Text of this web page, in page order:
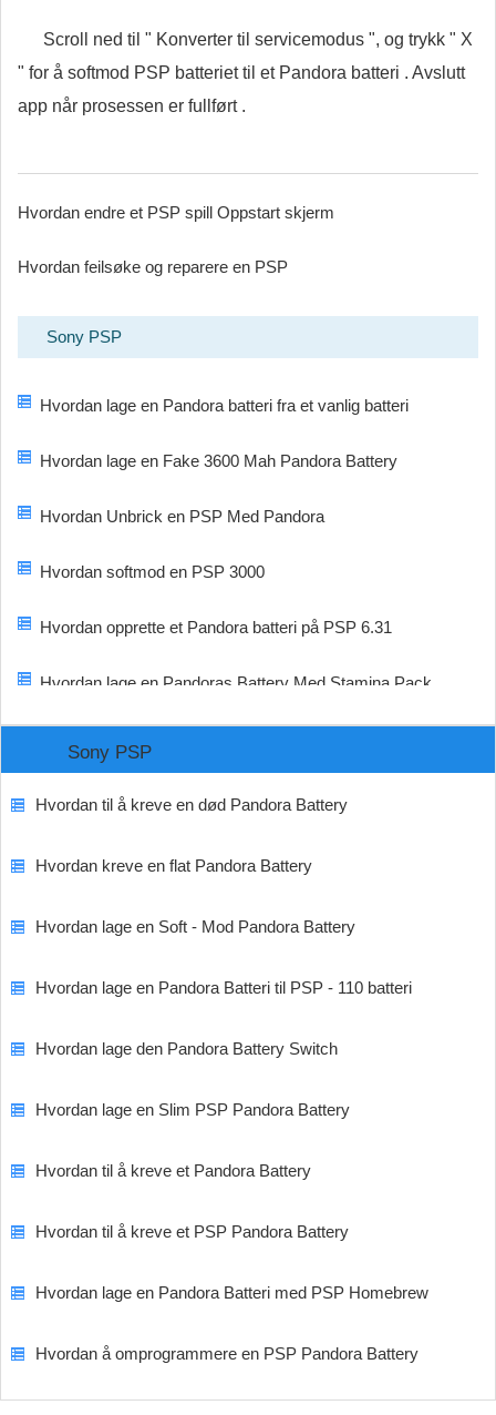
Scroll ned til " Konverter til servicemodus ", og trykk " X
" for å softmod PSP batteriet til et Pandora batteri . Avslutt
app når prosessen er fullført .
Hvordan endre et PSP spill Oppstart skjerm
Hvordan feilsøke og reparere en PSP
Sony PSP
Hvordan lage en Pandora batteri fra et vanlig batteri
Hvordan lage en Fake 3600 Mah Pandora Battery
Hvordan Unbrick en PSP Med Pandora
Hvordan softmod en PSP 3000
Hvordan opprette et Pandora batteri på PSP 6.31
Hvordan lage en Pandoras Battery Med Stamina Pack
Batteri
Sony PSP
Hvordan til å kreve en død Pandora Battery
Hvordan kreve en flat Pandora Battery
Hvordan lage en Soft - Mod Pandora Battery
Hvordan lage en Pandora Batteri til PSP - 110 batteri
Hvordan lage den Pandora Battery Switch
Hvordan lage en Slim PSP Pandora Battery
Hvordan til å kreve et Pandora Battery
Hvordan til å kreve et PSP Pandora Battery
Hvordan lage en Pandora Batteri med PSP Homebrew
Hvordan å omprogrammere en PSP Pandora Battery